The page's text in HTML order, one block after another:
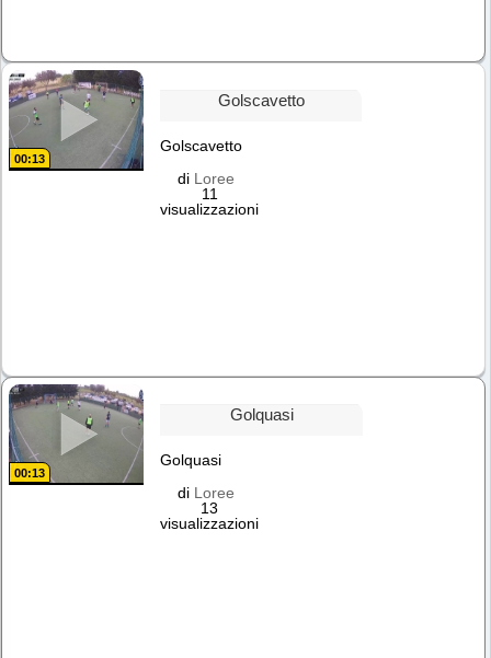
00:13
Golscavetto
Golscavetto
di Loree
11
visualizzazioni
00:13
Golquasi
Golquasi
di Loree
13
visualizzazioni